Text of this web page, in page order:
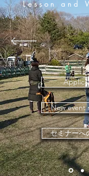
Lesson and
New event
セミナーへ